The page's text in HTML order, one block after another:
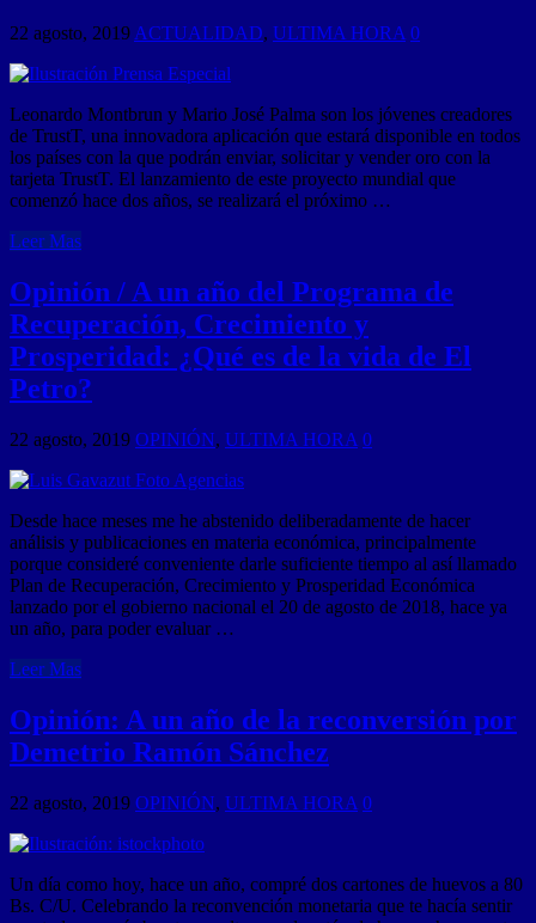
22 agosto, 2019 ACTUALIDAD, ULTIMA HORA 0
Leonardo Montbrun y Mario José Palma son los jóvenes creadores
de TrustT, una innovadora aplicación que estará disponible en todos
los países con la que podrán enviar, solicitar y vender oro con la
tarjeta TrustT. El lanzamiento de este proyecto mundial que
comenzó hace dos años, se realizará el próximo …
Leer Mas
Opinión / A un año del Programa de
Recuperación, Crecimiento y
Prosperidad: ¿Qué es de la vida de El
Petro?
22 agosto, 2019 OPINIÓN, ULTIMA HORA 0
Desde hace meses me he abstenido deliberadamente de hacer
análisis y publicaciones en materia económica, principalmente
porque consideré conveniente darle suficiente tiempo al así llamado
Plan de Recuperación, Crecimiento y Prosperidad Económica
lanzado por el gobierno nacional el 20 de agosto de 2018, hace ya
un año, para poder evaluar …
Leer Mas
Opinión: A un año de la reconversión por
Demetrio Ramón Sánchez
22 agosto, 2019 OPINIÓN, ULTIMA HORA 0
Un día como hoy, hace un año, compré dos cartones de huevos a 80
Bs. C/U. Celebrando la reconvención monetaria que te hacía sentir